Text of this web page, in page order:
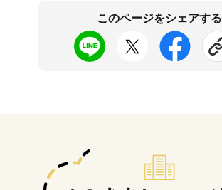
このページをシェアする